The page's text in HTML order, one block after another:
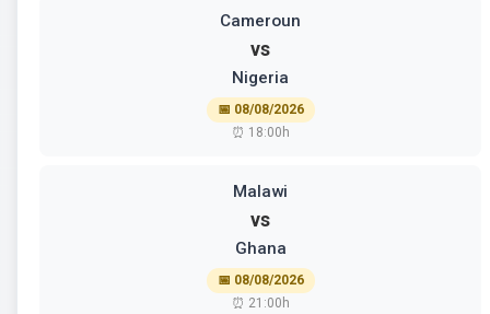
Cameroun
vs
Nigeria
📅 08/08/2026
⏰ 18:00h
Malawi
vs
Ghana
📅 08/08/2026
⏰ 21:00h